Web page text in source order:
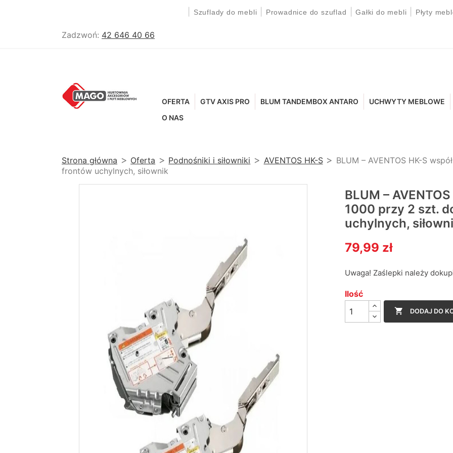
Szuflady do mebli Prowadnice do szuflad |Gałki do mebli Płyty
Zadzwoń: 42 646 40 66
OFERTA GTV AXIS PRO BLUM TANDEMBOX ANTARO UCHWYTY MEBLOWE
O NAS
Strona główna Oferta Podnośniki i siłowniki AVENTOS HK-S
BLUM – AVENTOS HK-S
frontów uchylnych, siłownik
BLUM –
1000 przy 2 szt.
uchylnych,
79,99 zł
Uwaga! Zaślepki należy
Ilość
 DODAJ DO